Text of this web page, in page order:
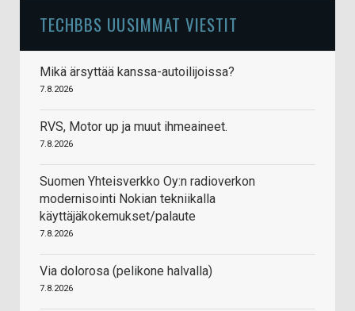
TECHBBS UUSIMMAT VIESTIT
Mikä ärsyttää kanssa-autoilijoissa?
7.8.2026
RVS, Motor up ja muut ihmeaineet.
7.8.2026
Suomen Yhteisverkko Oy:n radioverkon
modernisointi Nokian tekniikalla
käyttäjäkokemukset/palaute
7.8.2026
Via dolorosa (pelikone halvalla)
7.8.2026